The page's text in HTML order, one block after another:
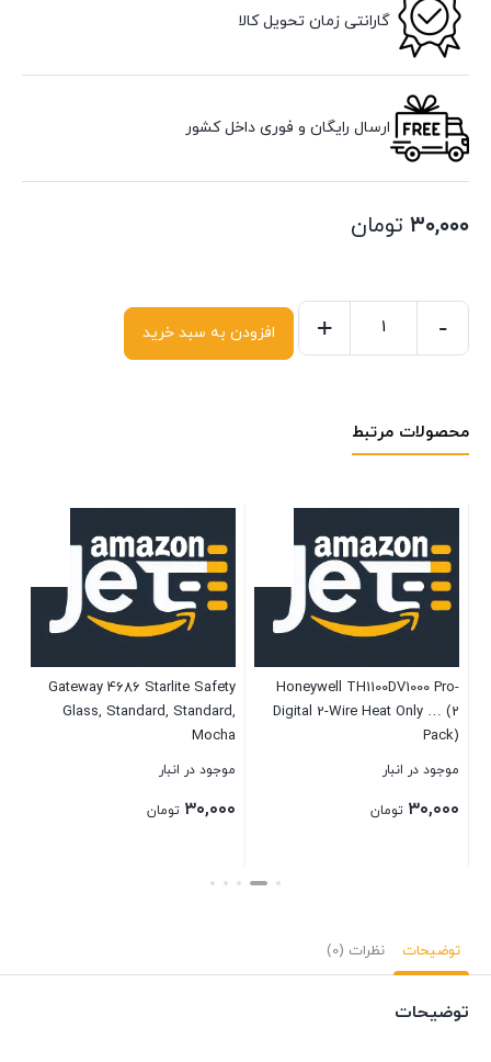
گارانتی زمان تحویل کالا
ارسال رایگان و فوری داخل کشور
۳۰,۰۰۰ تومان
-
+ افزودن به سبد خرید
محصولات مرتبط
Honeywell TH1100DV1000 Pro-
Digital 2-Wire Heat Only … (2
Pack)
موجود در انبار
۳۰,۰۰۰ تومان
Gateway 4686 Starlite Safety
Glass, Standard, Standard,
Mocha
موجود در انبار
۳۰,۰۰۰ تومان
بستن
توضیحات نظرات (0)
توضیحات